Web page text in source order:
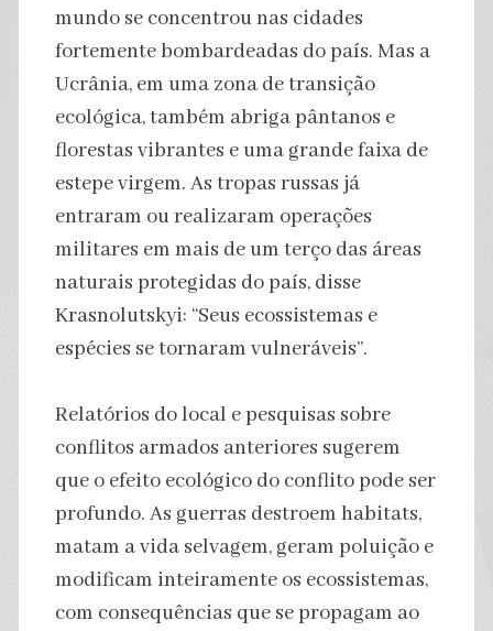
mundo se concentrou nas cidades
fortemente bombardeadas do país. Mas a
Ucrânia, em uma zona de transição
ecológica, também abriga pântanos e
florestas vibrantes e uma grande faixa de
estepe virgem. As tropas russas já
entraram ou realizaram operações
militares em mais de um terço das áreas
naturais protegidas do país, disse
Krasnolutskyi: “Seus ecossistemas e
espécies se tornaram vulneráveis”.
Relatórios do local e pesquisas sobre
conflitos armados anteriores sugerem
que o efeito ecológico do conflito pode ser
profundo. As guerras destroem habitats,
matam a vida selvagem, geram poluição e
modificam inteiramente os ecossistemas,
com consequências que se propagam ao